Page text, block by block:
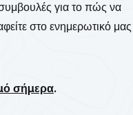
συμβουλές για το πώς να
στο ενημερωτικό μας
σήμερα.